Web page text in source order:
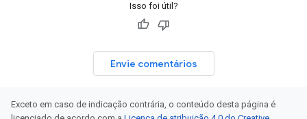
Isso foi útil?
Envie comentários
Exceto em caso de indicação contrária, o conteúdo desta página é